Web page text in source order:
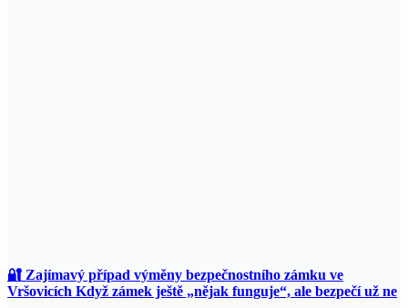
🔐 Zajímavý případ výměny bezpečnostního zámku ve
Vršovicích Když zámek ještě „nějak funguje“, ale bezpečí už ne